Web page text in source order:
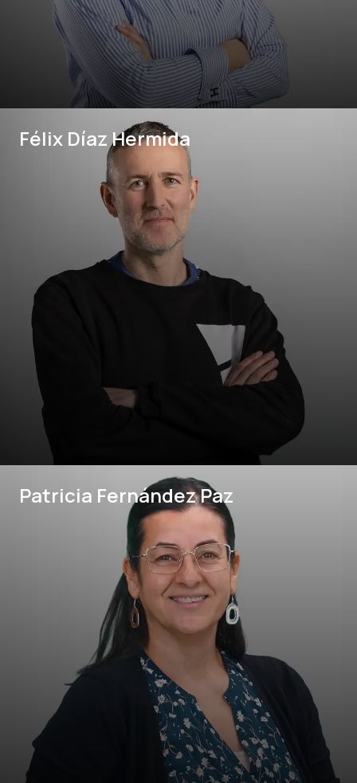
Félix Díaz Hermida
Patricia Fernández Paz